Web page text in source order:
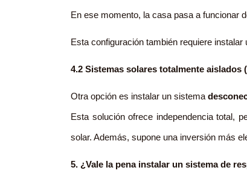
En ese momento, la casa pasa a funcionar
Esta configuración también requiere instalar
4.2 Sistemas solares totalmente aislados
Otra opción es instalar un sistema
Esta solución ofrece independencia total,
solar. Además, supone una inversión más
5. ¿Vale la pena instalar un sistema de